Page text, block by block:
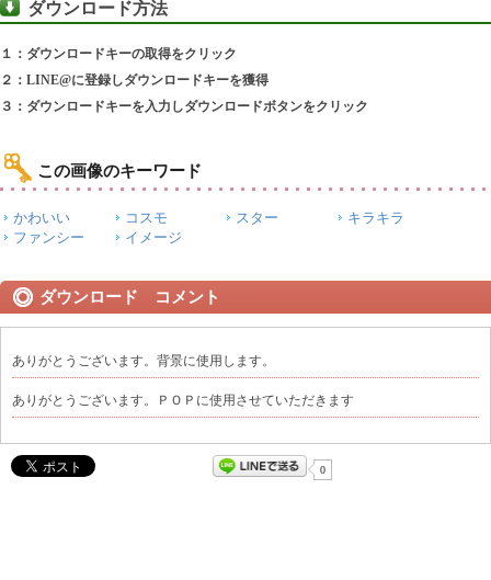
ダウンロード方法
１：ダウンロードキーの取得をクリック
２：LINE@に登録しダウンロードキーを獲得
３：ダウンロードキーを入力しダウンロードボタンをクリック
この画像のキーワード
かわいい コスモ スター
キラキラ
ファンシー
イメージ
ダウンロード コメント
ありがとうございます。背景に使用します。
ありがとうございます。ＰＯＰに使用させていただきます
0